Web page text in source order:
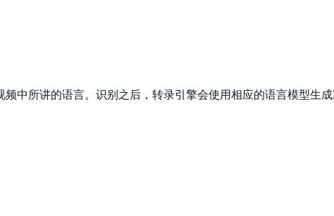
中所讲的语言。识别之后，转录引擎会使用相应的语言模型生成